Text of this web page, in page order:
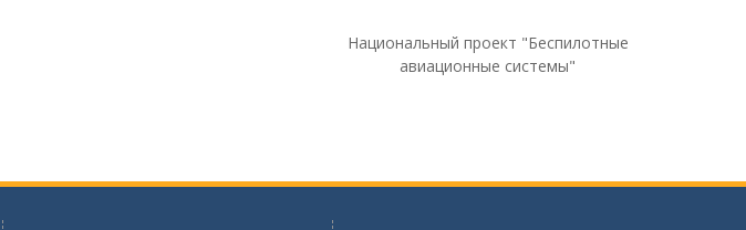
Национальный проект "Беспилотные
авиационные системы"